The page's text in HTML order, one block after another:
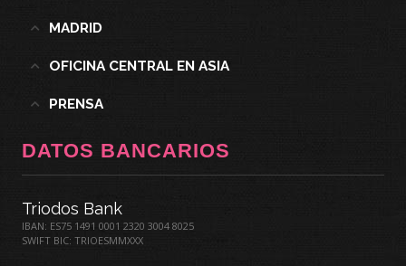
MADRID
OFICINA CENTRAL EN ASIA
PRENSA
DATOS BANCARIOS
Triodos Bank
IBAN: ES75 1491 0001 2320 3004 8025
SWIFT BIC: TRIOESMMXXX